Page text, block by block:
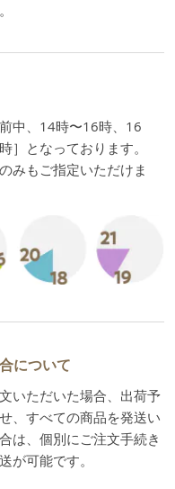
中、14時〜16時、16
となっております。
みもご指定いただけま
について
いただいた場合、出荷予
、すべての商品を発送い
は、個別にご注文手続き
が可能です。